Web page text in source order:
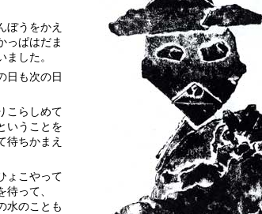
ぼうをかえ
っぱはだま
した。
日も次の日
こらしめて
いうことを
待ちかまえ
ょこやって
って、
水のことも